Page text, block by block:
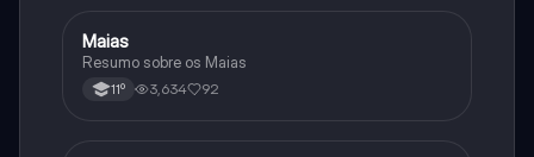
Português
Maias
Resumo sobre os Maias
11º 3,634 92